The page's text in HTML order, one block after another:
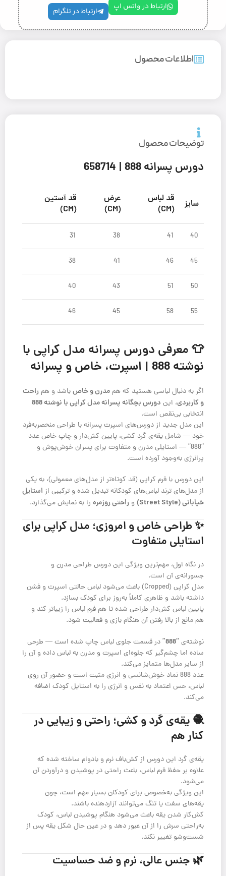
ارتباط در واتس اپ ارتباط در تلگرام
توضیحات محصول
دورس پسرانه 888 | 658714
سایز
قد لباس
(CM)
عرض
(CM)
قد آستین
(CM)
40
41
38
31
45
46
41
38
50
51
43
40
55
58
45
46
👕 معرفی دورس پسرانه مدل کراپی با
نوشته 888 | اسپرت، خاص و پسرانه
اگر به دنبال لباسی هستید که هممدرن و خاصباشد و همراحت
و کاربردی، این دورس بچگانه پسرانه مدل کراپی با نوشته 888
انتخابی بی‌نقص است.
این مدل جدید از دورس‌های اسپرت پسرانه با طراحی منحصربه‌فرد
خود — شامل یقه‌ی گرد کشی، پایین کش‌دار و چاپ خاص عدد
“888” — استایلی مدرن و متفاوت برای پسران خوش‌پوش و
پرانرژی به‌وجود آورده است.
این دورس با فرم کراپی (قد کوتاه‌تر از مدل‌های معمولی)، به یکی
از مدل‌های ترند لباس‌های کودکانه تبدیل شده و ترکیبی از استایل
خیابانی (Street Style)
و راحتی روزمره را به نمایش می‌گذارد.
✨ طراحی خاص و امروزی؛ مدل کراپی برای
استایلی متفاوت
در نگاه اول، مهم‌ترین ویژگی این دورس طراحی مدرن و
جسورانه‌ی آن است.
مدل کراپی (Cropped) باعث می‌شود لباس حالتی اسپرت و فشن
داشته باشد و ظاهری کاملاً به‌روز برای کودک بسازد.
پایین لباس کش‌دار طراحی شده تا هم فرم لباس را زیباتر کند و
هم مانع از بالا رفتن آن هنگام بازی و فعالیت شود.
نوشته‌ی “888”
در قسمت جلوی لباس چاپ شده است — طرحی
ساده اما چشم‌گیر که جلوه‌ای اسپرت و مدرن به لباس داده و آن را
از سایر مدل‌ها متمایز می‌کند.
عدد 888 نماد خوش‌شانسی و انرژی مثبت است و حضور آن روی
لباس، حس اعتماد به نفس و انرژی را به استایل کودک اضافه
می‌کند.
🧶 یقه‌ی گرد و کشی؛ راحتی و زیبایی در
کنار هم
یقه‌ی گرد این دورس از کش‌باف نرم و با‌دوام ساخته شده که
علاوه بر حفظ فرم لباس، باعث راحتی در پوشیدن و درآوردن آن
می‌شود.
این ویژگی به‌خصوص برای کودکان بسیار مهم است، چون
یقه‌های سفت یا تنگ می‌توانند آزاردهنده باشند.
کش‌کار شدن یقه باعث می‌شود هنگام پوشیدن لباس، کودک
به‌راحتی سرش را از آن عبور دهد و در عین حال شکل یقه پس از
شست‌وشو تغییر نکند.
🌿 جنس عالی، نرم و ضد حساسیت
اطلاعات محصول